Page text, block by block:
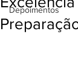
Depoimentos